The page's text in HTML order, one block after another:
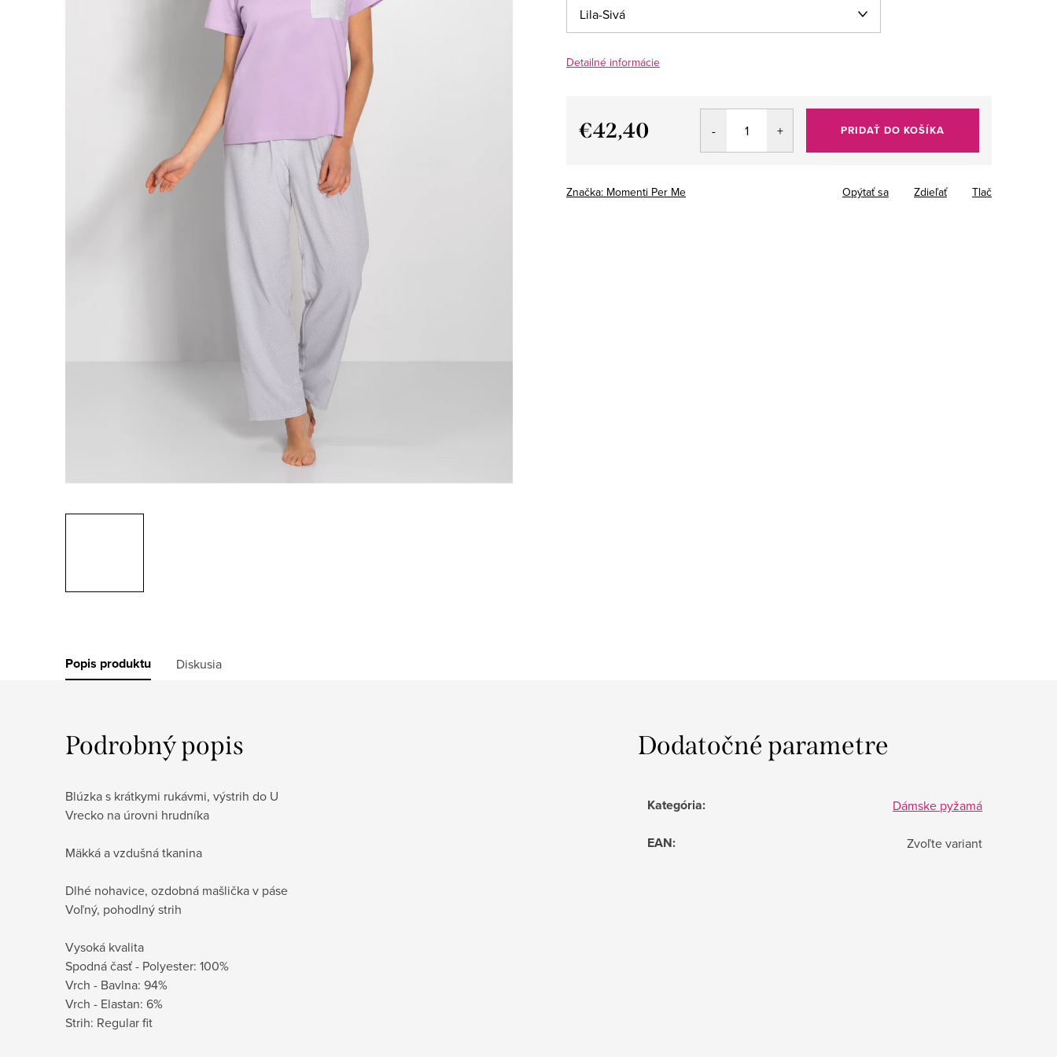
Detailné informácie
€42,40 PRIDAŤ DO KOŠÍKA
Značka: Momenti Per Me Tlač
Opýtať sa Zdieľať
Popis produktu Diskusia
Podrobný popis
Blúzka s krátkymi rukávmi, výstrih do U
Vrecko na úrovni hrudníka
Mäkká a vzdušná tkanina
Dlhé nohavice, ozdobná mašlička v páse
Voľný, pohodlný strih
Vysoká kvalita
Spodná časť - Polyester: 100%
Vrch - Bavlna: 94%
Vrch - Elastan: 6%
Strih: Regular fit
Dodatočné parametre
Kategória: Dámske pyžamá
EAN: Zvoľte variant